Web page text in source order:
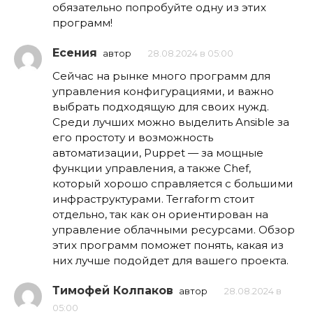
обязательно попробуйте одну из этих
программ!
Есения автор 28.08.2024 в 05:00
Сейчас на рынке много программ для
управления конфигурациями, и важно
выбрать подходящую для своих нужд.
Среди лучших можно выделить Ansible за
его простоту и возможность
автоматизации, Puppet — за мощные
функции управления, а также Chef,
который хорошо справляется с большими
инфраструктурами. Terraform стоит
отдельно, так как он ориентирован на
управление облачными ресурсами. Обзор
этих программ поможет понять, какая из
них лучше подойдет для вашего проекта.
Тимофей Колпаков автор
28.08.2024 в
05:00